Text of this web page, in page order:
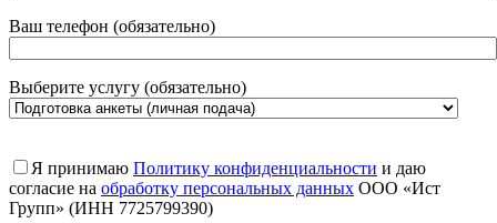
Ваш телефон (обязательно)
Выберите услугу (обязательно)
Я принимаю Политику конфиденциальности и даю
согласие на обработку персональных данных ООО «Ист
Групп» (ИНН 7725799390)